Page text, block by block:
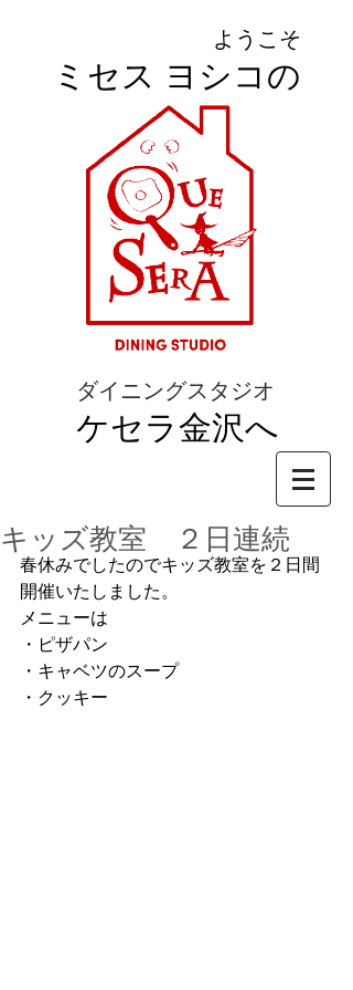
ようこそ
ミセス ヨシコの
ダイニングスタジオ
ケセラ金沢へ
キッズ教室 ２日連続
春休みでしたのでキッズ教室を２日間
開催いたしました。
メニューは
・ピザパン
・キャベツのスープ
・クッキー